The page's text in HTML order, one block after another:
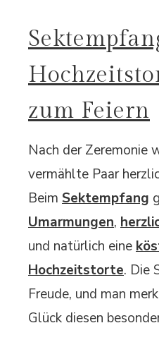
zum Feiern
Nach der Zeremonie
vermählte Paar
Beim Sektempfang
Umarmungen,
und natürlich eine
Hochzeitstorte. Die
Freude, und man
Glück diesen